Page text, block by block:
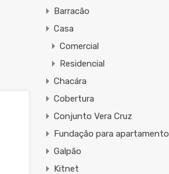
Barracão
Casa
Comercial
Residencial
Chacára
Cobertura
Conjunto Vera Cruz
Fundação para
Galpão
Kitnet